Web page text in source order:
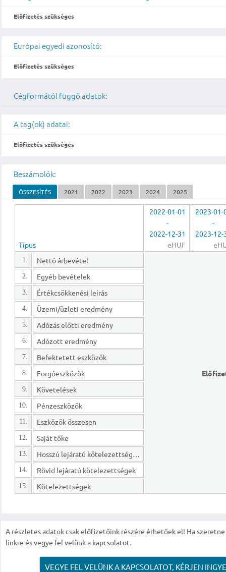
Előfizetés szükséges
Európai egyedi azonosító:
Előfizetés szükséges
Cégformától függő adatok:
A tag(ok) adatai:
Előfizetés szükséges
Beszámolók:
ÖSSZESÍTÉS 2021 2022 2023 2024 2025
Típus
2022-01-01
-
2022-12-31
eHUF
2023-01-
-
2023-12-
1. Nettó árbevétel
2. Egyéb bevételek
3. Értékcsökkenési leírás
4. Üzemi/üzleti eredmény
5. Adózás előtti eredmény
6. Adózott eredmény
7. Befektetett eszközök
8. Forgóeszközök
9. Követelések
10. Pénzeszközök
11. Eszközök összesen
12. Saját tőke
13. Hosszú lejáratú kötelezettségek
14. Rövid lejáratú kötelezettségek
15. Kötelezettségek
A részletes adatok csak előfizetőink részére érhetőek el! Ha
linkre és vegye fel velünk a kapcsolatot.
VEGYE FEL VELÜNK A KAPCSOLATOT, KÉRJEN